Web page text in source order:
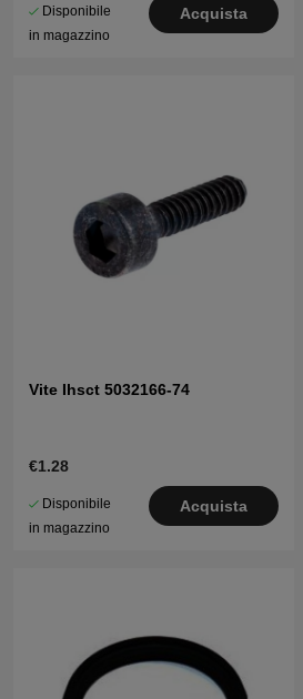
Disponibile
in magazzino
Acquista
Vite Ihsct 5032166-74
€1.28
Disponibile
in magazzino
Acquista